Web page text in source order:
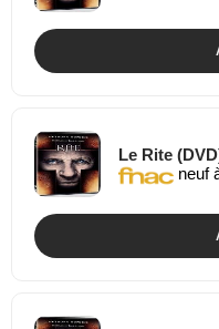
Le Rite
neuf